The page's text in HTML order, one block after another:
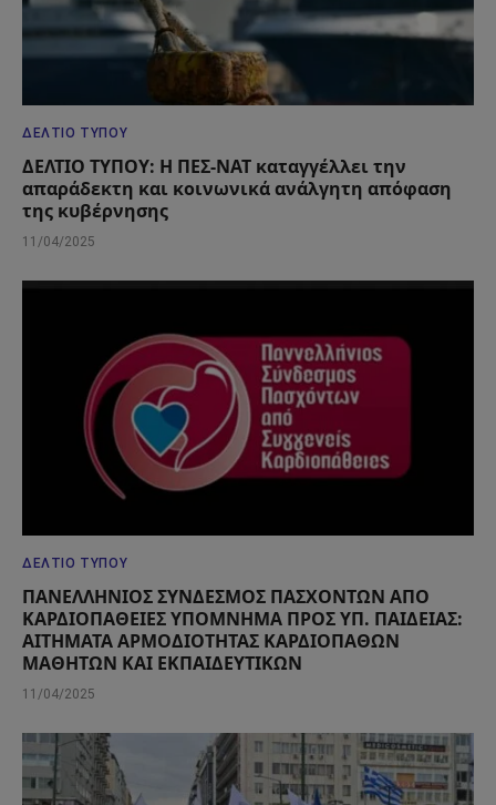
ΔΕΛΤΊΟ ΤΎΠΟΥ
ΔΕΛΤΙΟ ΤΥΠΟΥ: Η ΠΕΣ-ΝΑΤ καταγγέλλει την
απαράδεκτη και κοινωνικά ανάλγητη απόφαση
της κυβέρνησης
11/04/2025
ΔΕΛΤΊΟ ΤΎΠΟΥ
ΠΑΝΕΛΛΗΝΙΟΣ ΣΥΝΔΕΣΜΟΣ ΠΑΣΧΟΝΤΩΝ ΑΠΟ
ΚΑΡΔΙΟΠΑΘΕΙΕΣ ΥΠΟΜΝΗΜΑ ΠΡΟΣ ΥΠ. ΠΑΙΔΕΙΑΣ:
ΑΙΤΗΜΑΤΑ ΑΡΜΟΔΙΟΤΗΤΑΣ ΚΑΡΔΙΟΠΑΘΩΝ
ΜΑΘΗΤΩΝ ΚΑΙ ΕΚΠΑΙΔΕΥΤΙΚΩΝ
11/04/2025